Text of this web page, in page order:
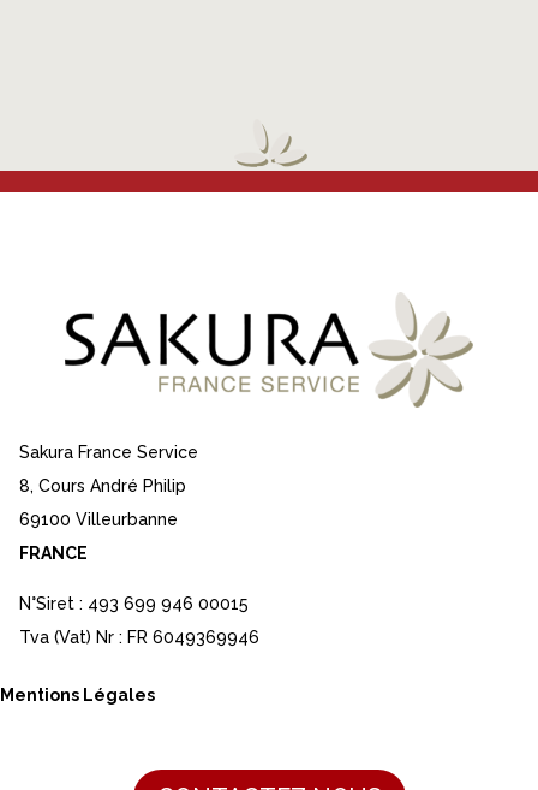
Sakura France Service
8, Cours André Philip
69100 Villeurbanne
FRANCE
N°Siret : 493 699 946 00015
Tva (Vat) Nr : FR 6049369946
Mentions Légales